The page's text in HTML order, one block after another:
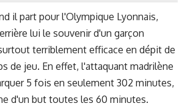
il part pour l'Olympique Lyonnais,
lui le souvenir d'un garçon
terriblement efficace en dépit de
de jeu. En effet, l'attaquant madrilène
5 fois en seulement 302 minutes,
d'un but toutes les 60 minutes.